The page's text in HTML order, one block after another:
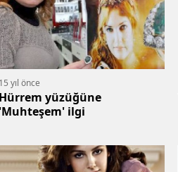
15 yıl önce
Hürrem yüzüğüne
'Muhteşem' ilgi